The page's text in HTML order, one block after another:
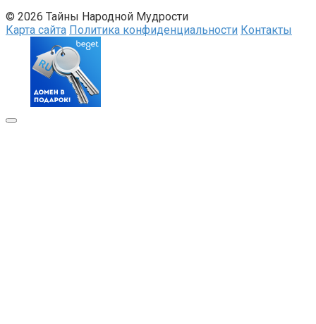
© 2026 Тайны Народной Мудрости
Карта сайта Политика конфиденциальности Контакты